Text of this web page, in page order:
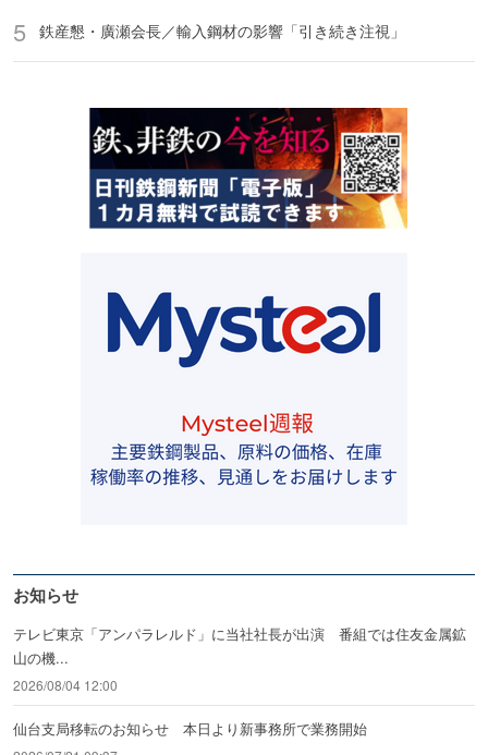
鉄産懇・廣瀬会長／輸入鋼材の影響「引き続き注視」
お知らせ
テレビ東京「アンパラレルド」に当社社長が出演 番組では住友金属鉱
山の機...
2026/08/04 12:00
仙台支局移転のお知らせ 本日より新事務所で業務開始